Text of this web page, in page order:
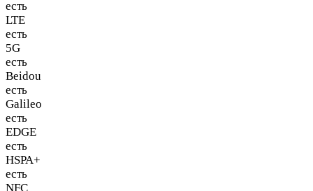
есть
LTE
есть
5G
есть
Beidou
есть
Galileo
есть
EDGE
есть
HSPA+
есть
NFC